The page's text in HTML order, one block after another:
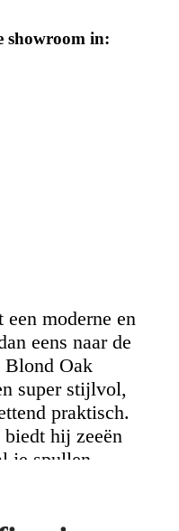
showroom in:
moderne en
eens naar de
Oak
super stijlvol,
praktisch.
hij zeeën
je spullen.